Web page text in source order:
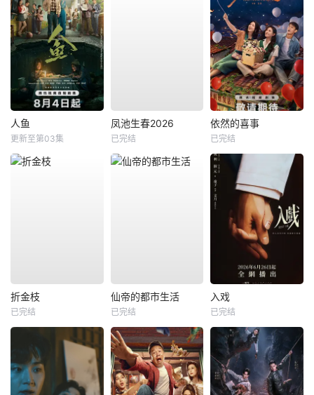
人鱼
更新至第03集
凤池生春2026
已完结
依然的喜事
已完结
折金枝
已完结
仙帝的都市生活
已完结
入戏
已完结